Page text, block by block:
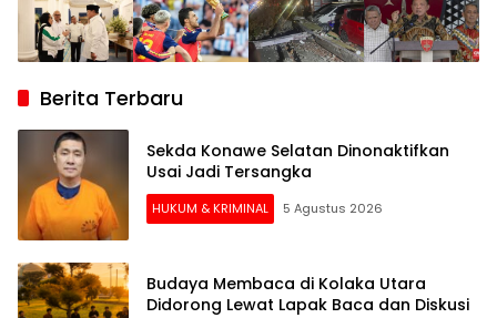
Berita Terbaru
Sekda Konawe Selatan Dinonaktifkan
Usai Jadi Tersangka
HUKUM & KRIMINAL 5 Agustus 2026
Budaya Membaca di Kolaka Utara
Didorong Lewat Lapak Baca dan Diskusi